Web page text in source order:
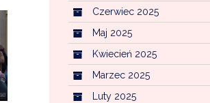
Czerwiec 2025
Maj 2025
Kwiecień 2025
Marzec 2025
Luty 2025